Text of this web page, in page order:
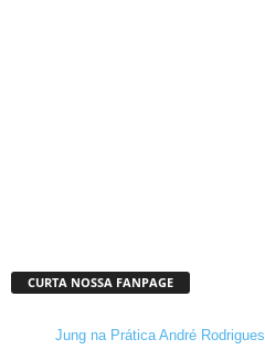
CURTA NOSSA FANPAGE
Jung na Prática André Rodrigues